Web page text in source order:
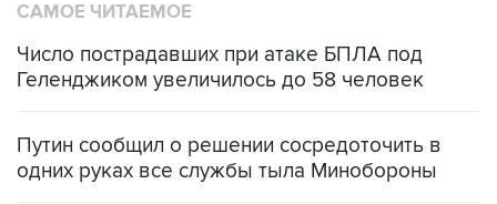
САМОЕ ЧИТАЕМОЕ
Число пострадавших при атаке БПЛА под
Геленджиком увеличилось до 58 человек
Путин сообщил о решении сосредоточить в
одних руках все службы тыла Минобороны